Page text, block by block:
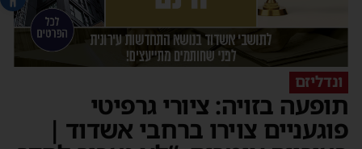
ונדליזם
תופעה בזויה: ציורי גרפיטי
פוגעניים צוירו ברחבי אשדוד |